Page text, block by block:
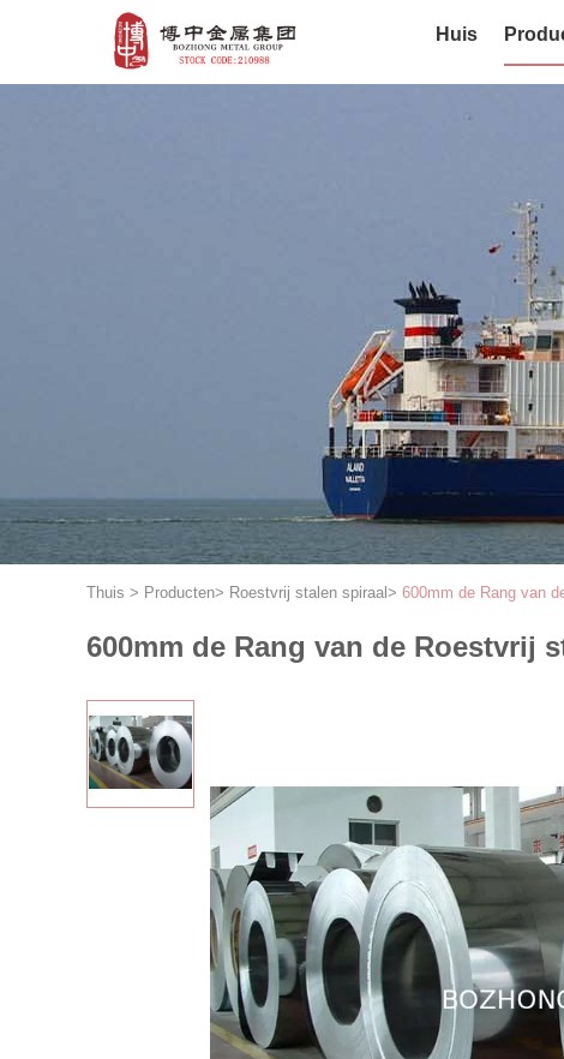
Huis
Thuis > Producten> Roestvrij stalen spiraal > 600mm de Rang van
600mm de Rang van de Roestvrij